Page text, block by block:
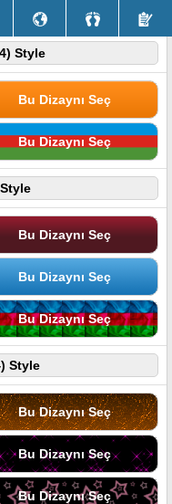
Style
Bu Dizaynı Seç
Bu Dizaynı Seç
Bu Dizaynı Seç
Bu Dizaynı Seç
Bu Dizaynı Seç
Style
Bu Dizaynı Seç
Bu Dizaynı Seç
Bu Dizaynı Seç